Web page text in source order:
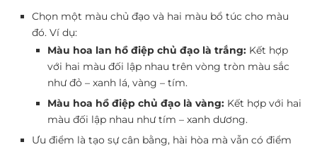
Chọn một màu chủ đạo và hai màu bổ túc cho màu
đó. Ví dụ:
Màu hoa lan hồ điệp chủ đạo là trắng: Kết hợp
với hai màu đối lập nhau trên vòng tròn màu sắc
như đỏ – xanh lá, vàng – tím.
Màu hoa hồ điệp chủ đạo là vàng: Kết hợp với hai
màu đối lập nhau như tím – xanh dương.
Ưu điểm là tạo sự cân bằng, hài hòa mà vẫn có điểm